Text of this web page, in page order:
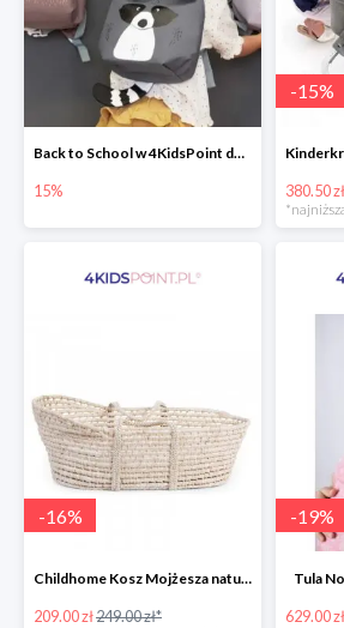
Back to School w 4KidsPoint do -15%
15%
-15%
380.50 zł
-16%
Childhome Kosz Mojżesza natural
209.00 zł249.00 zł*
-19%
Tula
629.00 zł